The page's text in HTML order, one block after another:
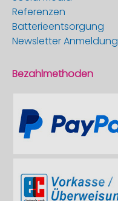
Referenzen
Batterieentsorgung
Newsletter Anmeldung
Bezahlmethoden